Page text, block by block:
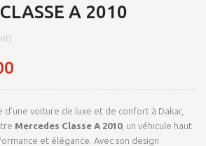
A 2010
d’une voiture de luxe et de confort à Dakar,
Mercedes Classe A 2010, un véhicule haut
et élégance. Avec son design